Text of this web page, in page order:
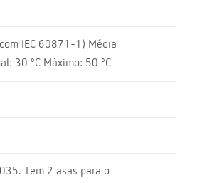
IEC 60871-1) Média
30 ºC Máximo: 50 ºC
Tem 2 asas para o